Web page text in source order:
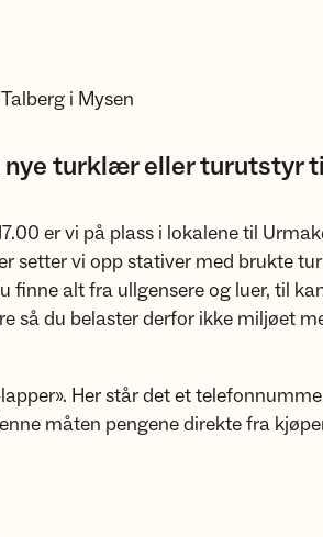
i Mysen
nye turklær eller turutstyr
er vi på plass i lokalene til
setter vi opp stativer med brukte
finne alt fra ullgensere og luer, til
så du belaster derfor ikke miljøet
Her står det et
måten pengene direkte fra